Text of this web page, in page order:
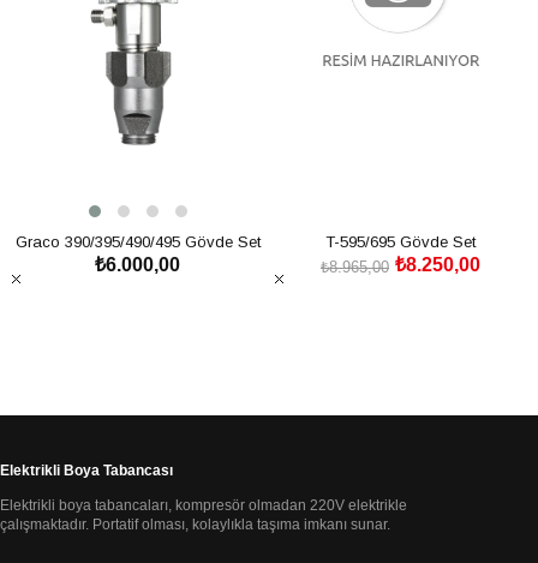
Graco 390/395/490/495 Gövde Set
₺6.000,00
T-595/695 Gövde Set
₺8.250,00
₺8.965,00
Elektrikli Boya Tabancası
Elektrikli boya tabancaları, kompresör olmadan 220V elektrikle
çalışmaktadır. Portatif olması, kolaylıkla taşıma imkanı sunar.